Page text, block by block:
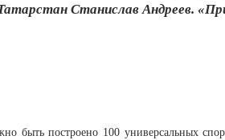
Станислав Андреев.
быть построено 100 универсальных